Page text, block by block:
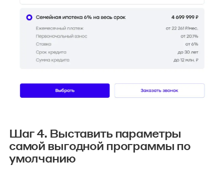
Шаг 4. Выставить параметры
самой выгодной программы по
умолчанию